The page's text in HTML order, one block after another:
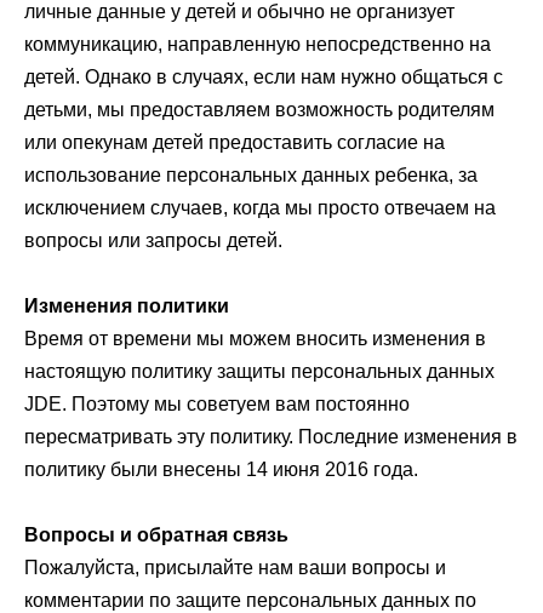
личные данные у детей и обычно не организует
коммуникацию, направленную непосредственно на
детей. Однако в случаях, если нам нужно общаться с
детьми, мы предоставляем возможность родителям
или опекунам детей предоставить согласие на
использование персональных данных ребенка, за
исключением случаев, когда мы просто отвечаем на
вопросы или запросы детей.
Изменения политики
Время от времени мы можем вносить изменения в
настоящую политику защиты персональных данных
JDE. Поэтому мы советуем вам постоянно
пересматривать эту политику. Последние изменения в
политику были внесены 14 июня 2016 года.
Вопросы и обратная связь
Пожалуйста, присылайте нам ваши вопросы и
комментарии по защите персональных данных по